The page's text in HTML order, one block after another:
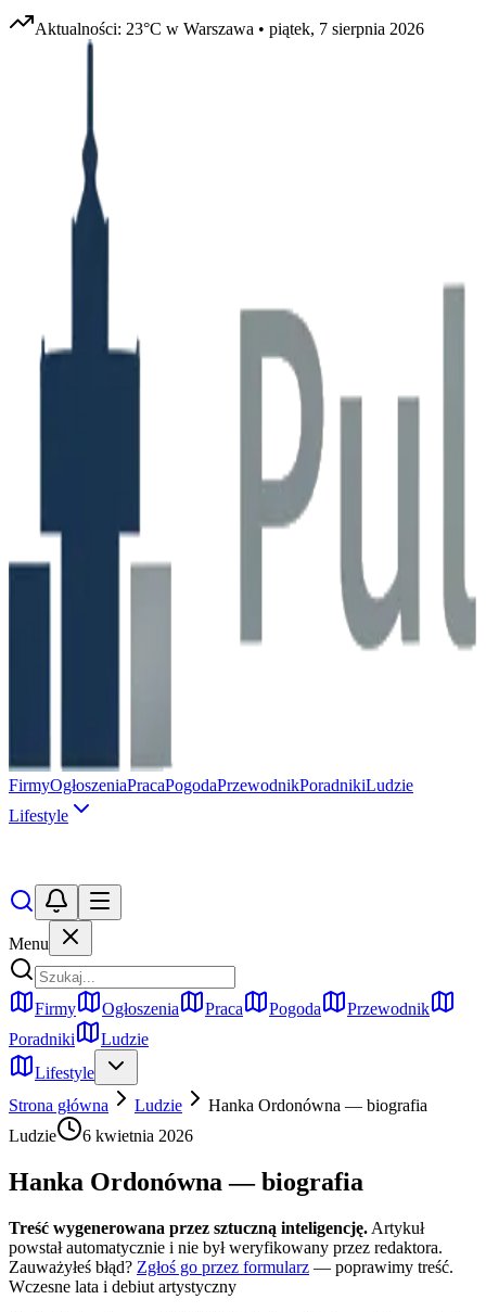
Aktualności: 23°C w Warszawa • piątek, 7 sierpnia 2026
FirmyOgłoszeniaPracaPogodaPrzewodnikPoradnikiLudzie
Lifestyle
Menu
Firmy Ogłoszenia Praca Pogoda
Przewodnik
Poradniki
Ludzie
Lifestyle
Strona główna
Ludzie
Hanka Ordonówna — biografia
Ludzie
6 kwietnia 2026
Hanka Ordonówna — biografia
Treść wygenerowana przez sztuczną inteligencję. Artykuł
powstał automatycznie i nie był weryfikowany przez redaktora.
Zauważyłeś błąd? Zgłoś go przez formularz — poprawimy treść.
Wczesne lata i debiut artystyczny